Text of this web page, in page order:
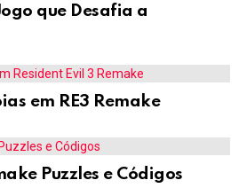
que Desafia a
em RE3 Remake
Puzzles e Códigos